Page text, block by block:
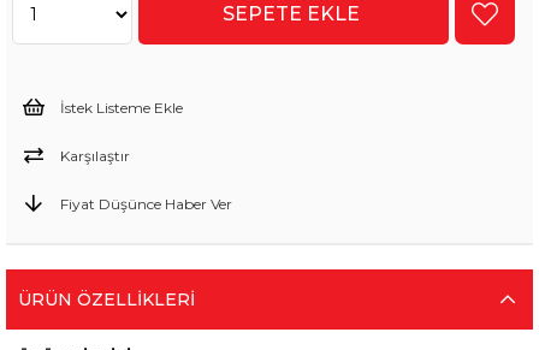
İstek Listeme Ekle
Karşılaştır
Fiyat Düşünce Haber Ver
ÜRÜN ÖZELLIKLERI